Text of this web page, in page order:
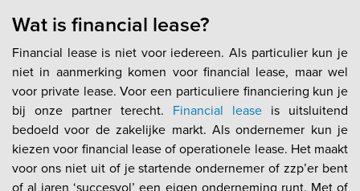
Wat is financial lease?
Financial lease is niet voor iedereen. Als particulier kun je
niet in aanmerking komen voor financial lease, maar wel
voor private lease. Voor een particuliere financiering kun je
bij onze partner terecht. Financial lease is uitsluitend
bedoeld voor de zakelijke markt. Als ondernemer kun je
kiezen voor financial lease of operationele lease. Het maakt
voor ons niet uit of je startende ondernemer of zzp’er bent